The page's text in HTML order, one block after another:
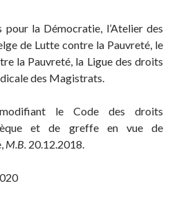
pour la Démocratie, l’Atelier des
de Lutte contre la Pauvreté, le
la Pauvreté, la Ligue des droits
des Magistrats.
le Code des droits
et de greffe en vue de
M.B. 20.12.2018.